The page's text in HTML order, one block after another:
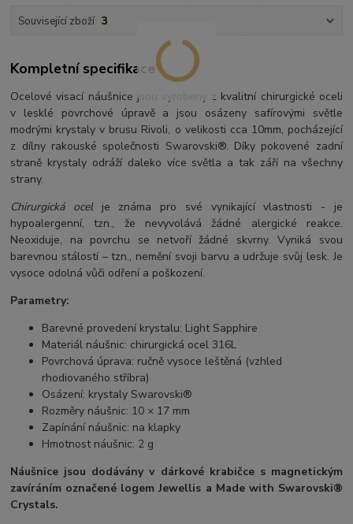
Související zboží 3
Kompletní specifikace
Ocelové visací náušnice jsou vyrobeny z kvalitní chirurgické oceli
v lesklé povrchové úpravě a jsou osázeny safírovými světle
modrými krystaly v brusu Rivoli, o velikosti cca 10mm, pocházející
z dílny rakouské společnosti Swarovski®. Díky pokovené zadní
straně krystaly odráží daleko více světla a tak září na všechny
strany.
Chirurgická ocelje známa pro své vynikající vlastnosti - je
hypoalergenní, tzn., že nevyvolává žádné alergické reakce.
Neoxiduje, na povrchu se netvoří žádné skvrny. Vyniká svou
barevnou stálostí – tzn., nemění svoji barvu a udržuje svůj lesk. Je
vysoce odolná vůči odření a poškození.
Parametry:
Barevné provedení krystalu: Light Sapphire
Materiál náušnic: chirurgická ocel 316L
Povrchová úprava: ručně vysoce leštěná (vzhled
rhodiovaného stříbra)
Osázení: krystaly Swarovski®
Rozměry náušnic: 10 × 17 mm
Zapínání náušnic: na klapky
Hmotnost náušnic: 2 g
Náušnice jsou dodávány v dárkové krabičce s magnetickým
zavíráním označené logem Jewellis a Made with Swarovski®
Crystals.